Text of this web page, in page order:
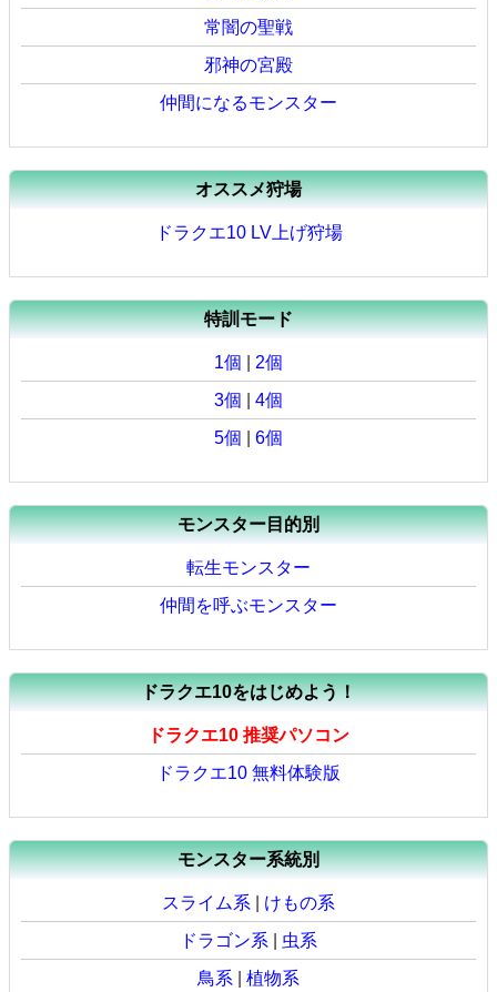
常闇の聖戦
邪神の宮殿
仲間になるモンスター
オススメ狩場
ドラクエ10 LV上げ狩場
特訓モード
1個
2個
3個
4個
5個
6個
モンスター目的別
転生モンスター
仲間を呼ぶモンスター
ドラクエ10をはじめよう！
ドラクエ10 推奨パソコン
ドラクエ10 無料体験版
モンスター系統別
スライム系
けもの系
ドラゴン系
虫系
鳥系
植物系